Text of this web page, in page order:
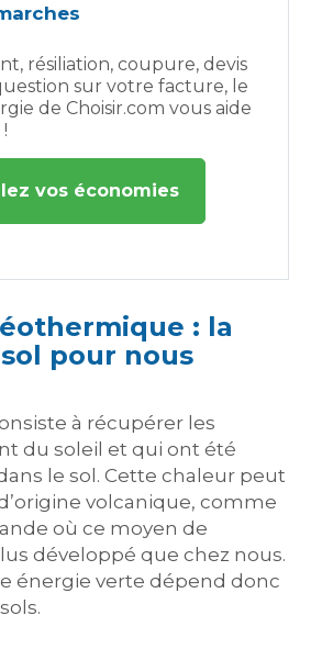
résiliation, coupure, devis
sur votre facture, le
de Choisir.com vous aide
vos économies
: la
pour nous
à récupérer les
du soleil et qui ont été
le sol. Cette chaleur peut
volcanique, comme
où ce moyen de
développé que chez nous.
énergie verte dépend donc